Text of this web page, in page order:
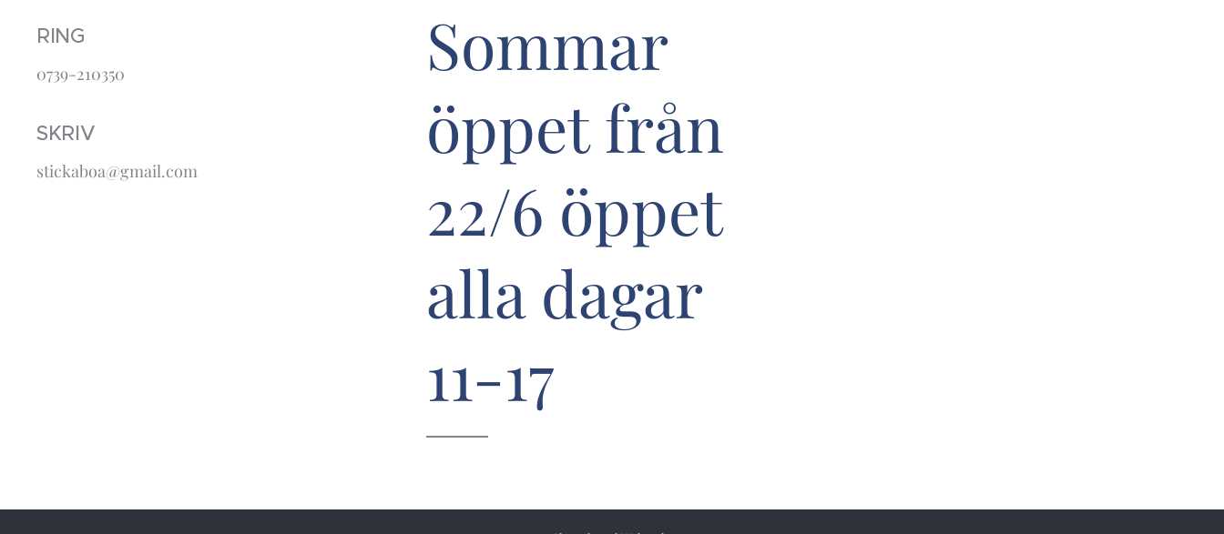
RING
0739-210350
SKRIV
stickaboa@gmail.com
Sommar
öppet från
22/6 öppet
alla dagar
11-17